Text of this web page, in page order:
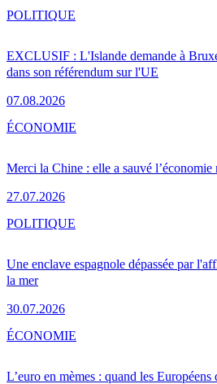
EXCLUSIF : L'Islande demande à
dans son référendum sur l'UE
07.08.2026
POLITIQUE
Merci la Chine : elle a sauvé l’économie
27.07.2026
ÉCONOMIE
Une enclave espagnole dépassée par
la mer
30.07.2026
POLITIQUE
L’euro en mèmes : quand les
ÉCONOMIE